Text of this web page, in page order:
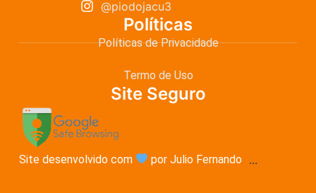
@piodojacu3
Políticas
Políticas de Privacidade
Termo de Uso
Site Seguro
Site desenvolvido com por Julio Fernando ...